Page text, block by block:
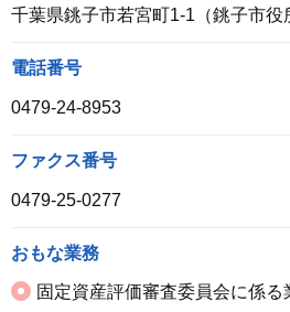
千葉県銚子市若宮町1-1（銚子市役
電話番号
0479-24-8953
ファクス番号
0479-25-0277
おもな業務
固定資産評価審査委員会に係る